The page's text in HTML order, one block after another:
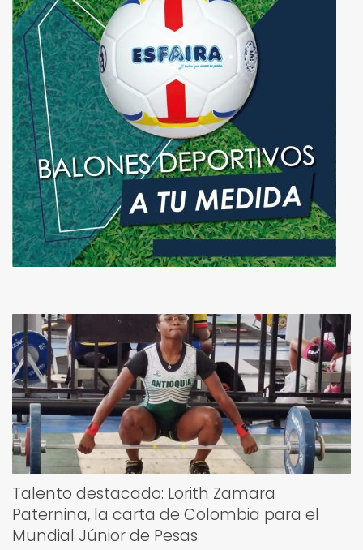
Talento destacado: Lorith Zamara
Paternina, la carta de Colombia para el
Mundial Júnior de Pesas